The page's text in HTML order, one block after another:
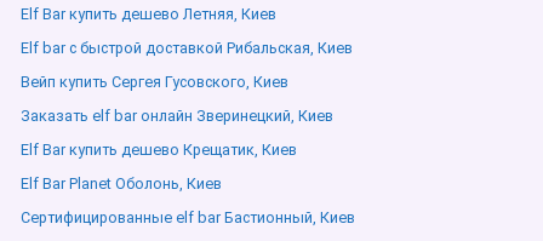
Elf Bar купить дешево Летняя, Киев
Elf bar с быстрой доставкой Рибальская, Киев
Вейп купить Сергея Гусовского, Киев
Заказать elf bar онлайн Зверинецкий, Киев
Elf Bar купить дешево Крещатик, Киев
Elf Bar Planet Оболонь, Киев
Сертифицированные elf bar Бастионный, Киев